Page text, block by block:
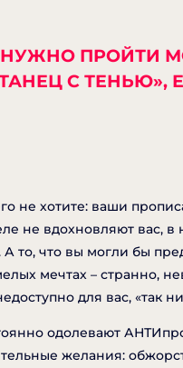
ПРОЙТИ
С ТЕНЬЮ»,
не хотите: ваши
не вдохновляют вас, в
то, что вы могли бы
мечтах – странно,
для вас, «так
одолевают
желания: